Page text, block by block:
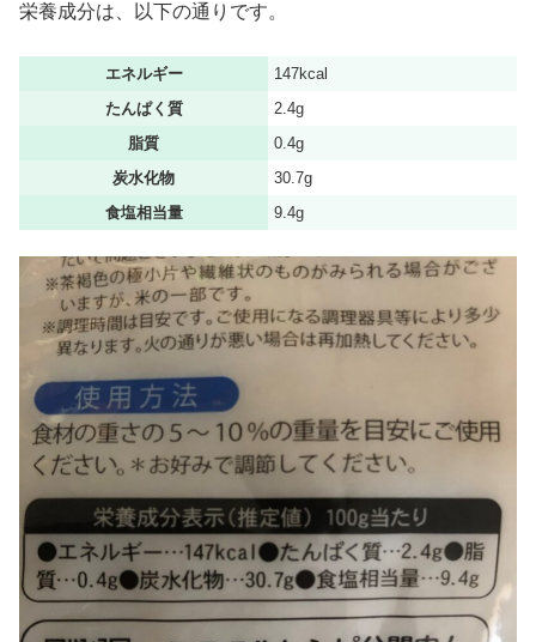
栄養成分は、以下の通りです。
エネルギー
147kcal
たんぱく質
2.4g
脂質
0.4g
炭水化物
30.7g
食塩相当量
9.4g